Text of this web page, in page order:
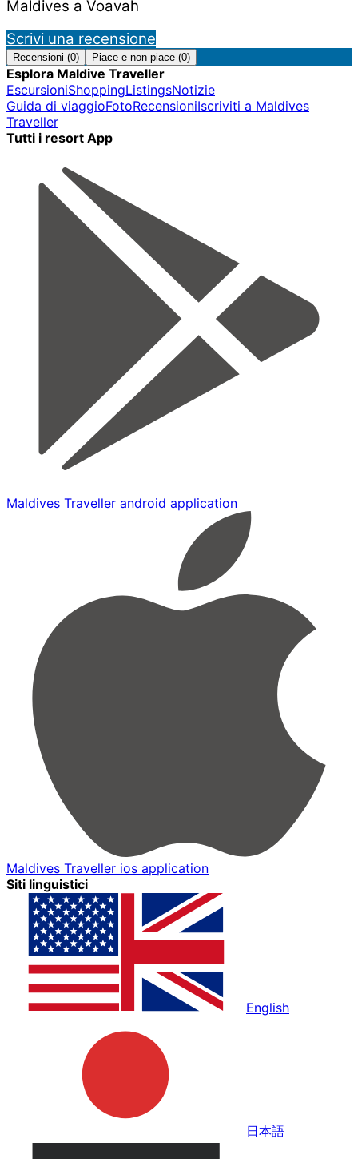
Maldives a Voavah
Scrivi una recensione
Recensioni (0) Piace e non piace (0)
Esplora Maldive Traveller
EscursioniShoppingListingsNotizie
Guida di viaggioFotoRecensioniIscriviti a Maldives
Traveller
Tutti i resort App
Maldives Traveller android application
Maldives Traveller ios application
Siti linguistici
English
日本語